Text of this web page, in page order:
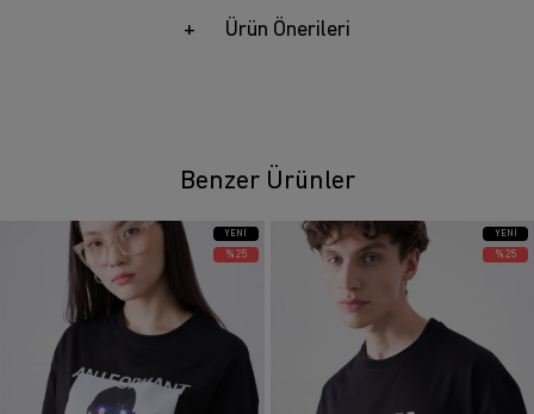
Ürün Önerileri
Benzer Ürünler
YENI
ÜRÜN
%25
YENI
ÜRÜN
%25